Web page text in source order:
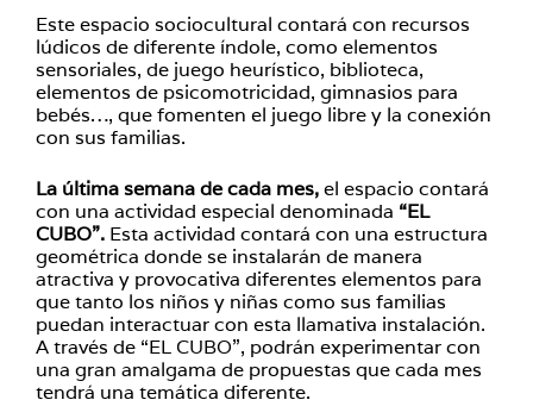
Este espacio sociocultural contará con recursos
lúdicos de diferente índole, como elementos
sensoriales, de juego heurístico, biblioteca,
elementos de psicomotricidad, gimnasios para
bebés…, que fomenten el juego libre y la conexión
con sus familias.
La última semana de cada mes,el espacio contará
con una actividad especial denominada “EL
CUBO”. Esta actividad contará con una estructura
geométrica donde se instalarán de manera
atractiva y provocativa diferentes elementos para
que tanto los niños y niñas como sus familias
puedan interactuar con esta llamativa instalación.
A través de “EL CUBO”, podrán experimentar con
una gran amalgama de propuestas que cada mes
tendrá una temática diferente.